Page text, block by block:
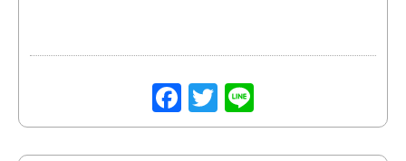
Facebook
Twitter